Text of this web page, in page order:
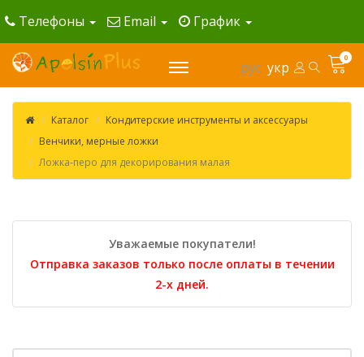
Телефоны Email График
рус укр
0
Каталог
Кондитерские инструменты и аксессуары
Венчики, мерные ложки
Ложка-перо для декорирования малая
Уважаемые покупатели!
Отправка заказов только после оплаты в течении
2-х дней.